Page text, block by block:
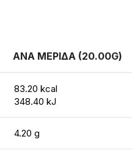
ΑΝΑ ΜΕΡΙΔΑ (20.00G)
83.20 kcal
348.40 kJ
4.20 g